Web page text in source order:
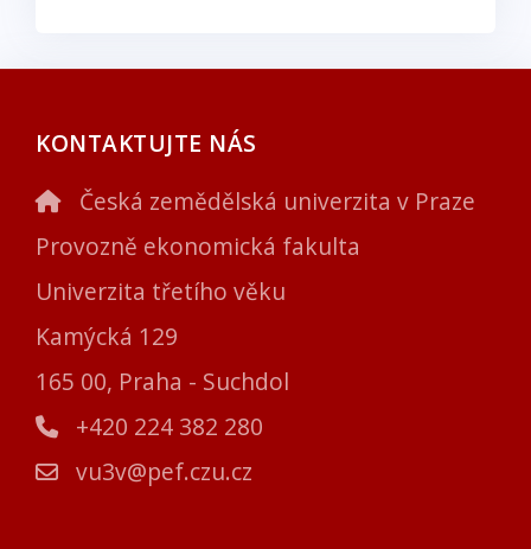
KONTAKTUJTE NÁS
Česká zemědělská univerzita v Praze
Provozně ekonomická fakulta
Univerzita třetího věku
Kamýcká 129
165 00, Praha - Suchdol
+420 224 382 280
vu3v@pef.czu.cz